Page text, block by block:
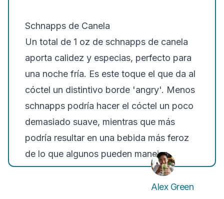
Schnapps de Canela
Un total de 1 oz de schnapps de canela
aporta calidez y especias, perfecto para
una noche fría. Es este toque el que da al
cóctel un distintivo borde 'angry'. Menos
schnapps podría hacer el cóctel un poco
demasiado suave, mientras que más
podría resultar en una bebida más feroz
de lo que algunos pueden manejar.
Alex Green